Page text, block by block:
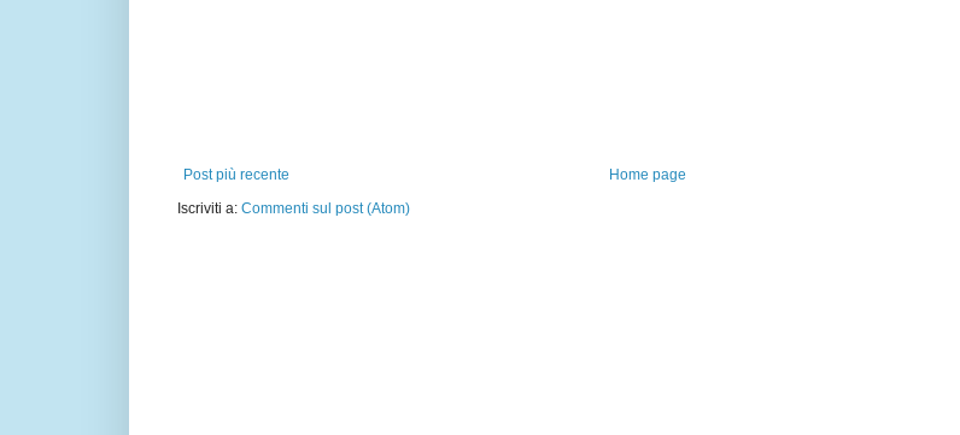
Post più recente
Home page
Iscriviti a: Commenti sul post (Atom)